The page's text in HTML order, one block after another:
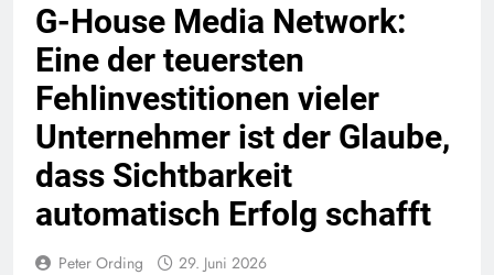
G-House Media Network:
Eine der teuersten
Fehlinvestitionen vieler
Unternehmer ist der Glaube,
dass Sichtbarkeit
automatisch Erfolg schafft
Peter Ording 29. Juni 2026